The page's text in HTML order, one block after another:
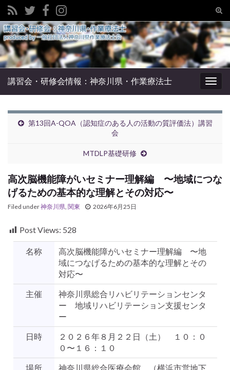
Search for:
講習会・研修会情報：神奈川県・作業療法士
第13回A-QOA（認知症のある人の活動の質評価法）講習
会
MTDLP基礎研修
高次脳機能障がいセミナー理解編 〜地域につな
げるための基本的な理解とその対応〜
Filed under神奈川県, 関東 2026年6月25日
Post Views: 528
名称
高次脳機能障がいセミナー理解編 〜地
域につなげるための基本的な理解とその
対応〜
主催
神奈川県総合リハビリテーションセンタ
ー 地域リハビリテーション支援センタ
ー
日時
２０２６年８月２２日（土） １０：０
０〜１６：１０
場所
神奈川県総合医療会館 （横浜市営地下